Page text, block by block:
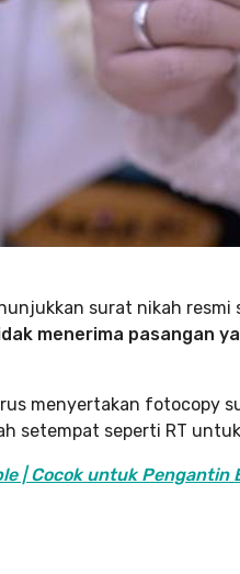
surat nikah resmi
menerima pasangan
menyertakan fotocopy
setempat seperti RT
| Cocok untuk Pengantin